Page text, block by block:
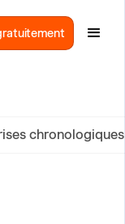
chronologiques